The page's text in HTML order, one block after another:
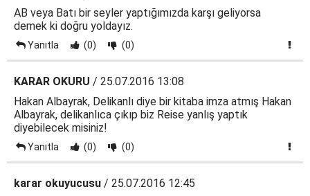
AB veya Batı bir seyler yaptığımızda karşı geliyorsa
demek ki doğru yoldayız.
Yanıtla (0) (0)
KARAR OKURU / 25.07.2016 13:08
Hakan Albayrak, Delikanlı diye bir kitaba imza atmış Hakan
Albayrak, delikanlıca çıkıp biz Reise yanlış yaptık
diyebilecek misiniz!
Yanıtla (0) (0)
karar okuyucusu / 25.07.2016 12:45